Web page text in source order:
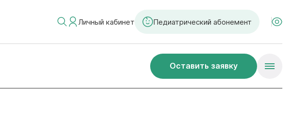
Личный кабинет Педиатрический абонемент
Оставить заявку